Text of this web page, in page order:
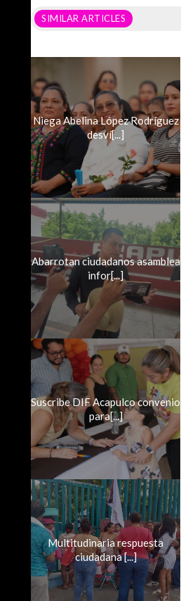
SIMILAR ARTICLES
Niega Abelina López Rodríguez
desví[...]
Abarrotan ciudadanos asamblea
infor[...]
Suscribe DIF Acapulco convenio
para[...]
Multitudinaria respuesta
ciudadana [...]